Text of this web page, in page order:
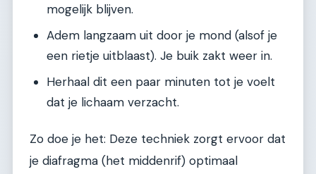
mogelijk blijven.
Adem langzaam uit door je mond (alsof je
een rietje uitblaast). Je buik zakt weer in.
Herhaal dit een paar minuten tot je voelt
dat je lichaam verzacht.
Zo doe je het: Deze techniek zorgt ervoor dat
je diafragma (het middenrif) optimaal